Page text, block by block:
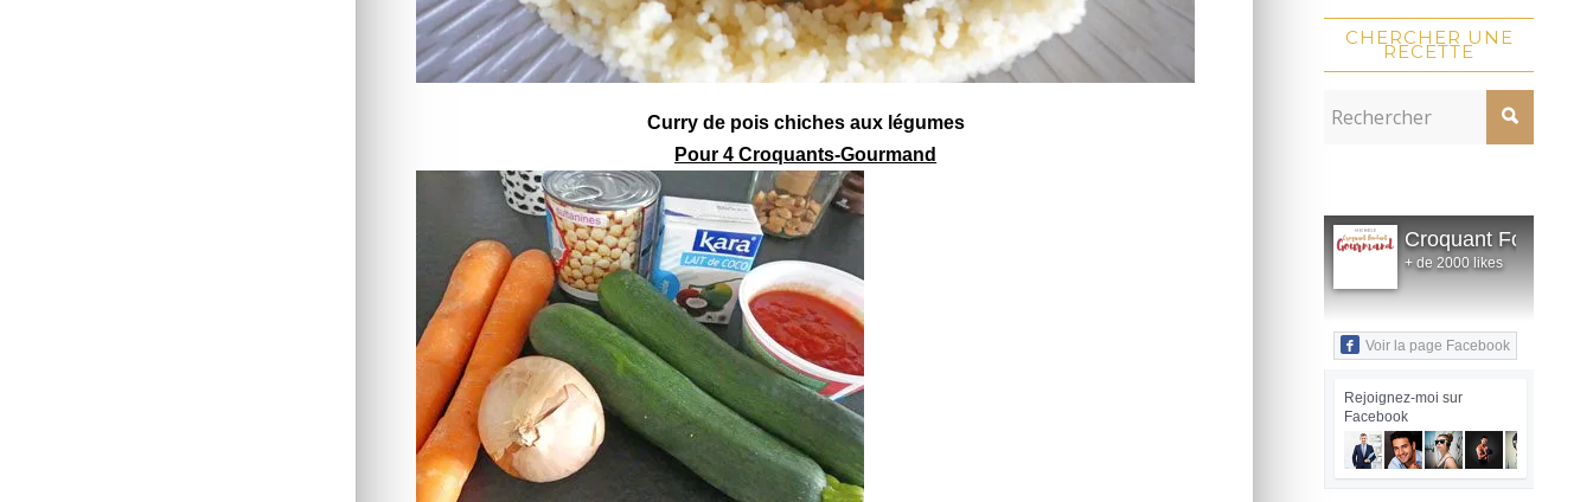
Curryde pois chiches aux légumes
Pour 4 Croquants-Gourmand
CHERCHER UNE
RECETTE
Croquant Fondant
+ de 2000 likes
Voir la page Facebook
Rejoignez-moi sur
Facebook